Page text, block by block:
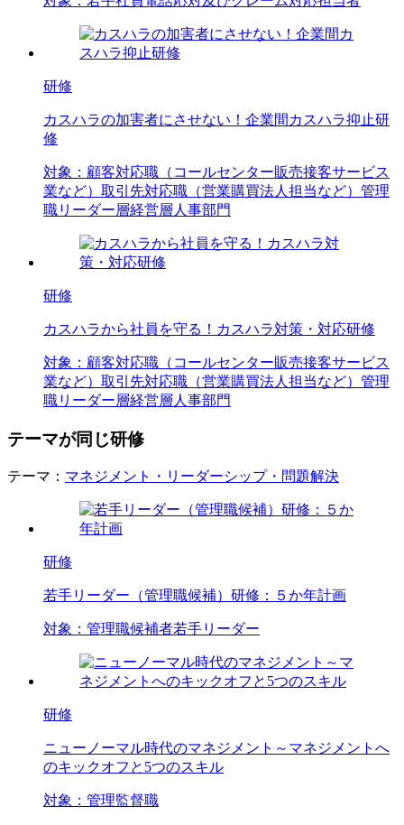
研修
カスハラの加害者にさせない！企業間カスハラ抑止研
修
対象： 顧客対応職（コールセンター販売接客サービス
業など） 取引先対応職（営業購買法人担当など） 管理
職リーダー層経営層 人事部門
研修
カスハラから社員を守る！カスハラ対策・対応研修
対象： 顧客対応職（コールセンター販売接客サービス
業など） 取引先対応職（営業購買法人担当など） 管理
職リーダー層経営層 人事部門
テーマが同じ研修
テーマ： マネジメント・リーダーシップ・問題解決
研修
若手リーダー（管理職候補）研修：５か年計画
対象： 管理職候補者若手リーダー
研修
ニューノーマル時代のマネジメント～マネジメントへ
のキックオフと5つのスキル
対象： 管理監督職